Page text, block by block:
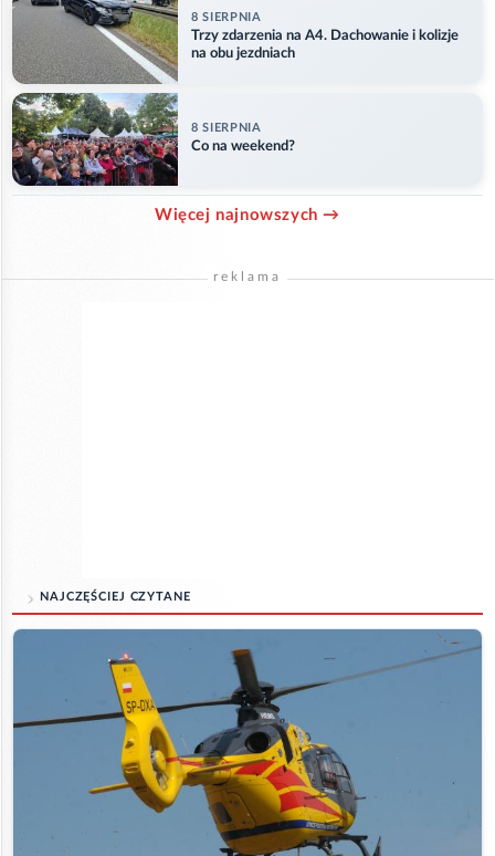
8 SIERPNIA
Trzy zdarzenia na A4. Dachowanie i kolizje
na obu jezdniach
8 SIERPNIA
Co na weekend?
Więcej najnowszych →
reklama
NAJCZĘŚCIEJ CZYTANE